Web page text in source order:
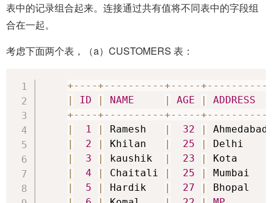
表中的记录组合起来。连接通过共有值将不同表中的字段组
合在一起。
考虑下面两个表，（a）CUSTOMERS 表：
+-- --+-- -- -- -- --+-- -- -+-- -- -- -- --
ID NAME AGE
ADDRESS
+-- --+-- -- -- -- --+-- -- -+-- -- -- -- --
1 Ramesh 32
2 Khilan 25
3 kaushik 23
4 Chaitali 25
5 Hardik 27